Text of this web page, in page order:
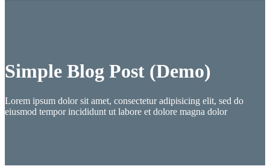
Simple Blog Post (Demo)
Lorem ipsum dolor sit amet, consectetur adipisicing elit, sed do
eiusmod tempor incididunt ut labore et dolore magna dolor